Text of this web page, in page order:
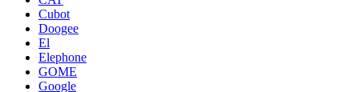
Cubot
Doogee
El
Elephone
GOME
Google